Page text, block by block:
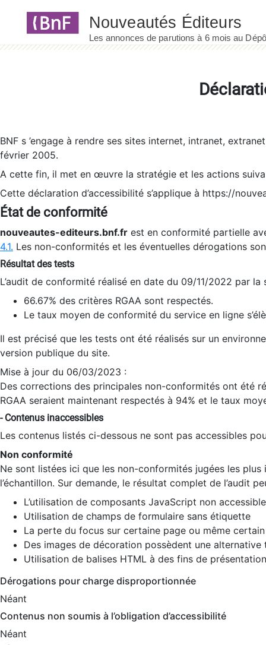
BNF s ’engage à rendre ses sites internet, intranet,
février 2005.
A cette fin, il met en œuvre la stratégie et les actions
Cette déclaration d’accessibilité s’applique à https://
État de conformité
nouveautes-editeurs.bnf.fr est en conformité partielle
4.1. Les non-conformités et les éventuelles dérogations
Résultat des tests
L’audit de conformité réalisé en date du 09/11/2022 par
66.67% des critères RGAA sont respectés.
Le taux moyen de conformité du service en ligne
Il est précisé que les tests ont été réalisés sur un
version publique du site.
Mise à jour du 06/03/2023 :
Des corrections des principales non-conformités ont été
RGAA seraient maintenant respectés à 94% et le taux
- Contenus inaccessibles
Les contenus listés ci-dessous ne sont pas accessibles
Non conformité
Ne sont listées ici que les non-conformités jugées les
l’échantillon. Sur demande, le résultat complet de l’audit
L’utilisation de composants JavaScript non
Utilisation de champs de formulaire sans étiquette
La perte du focus sur certaine page ou même
Des images de décoration possèdent une alternative
Utilisation de balises HTML à des fins de
Dérogations pour charge disproportionnée
Néant
Contenus non soumis à l’obligation d’accessibilité
Néant